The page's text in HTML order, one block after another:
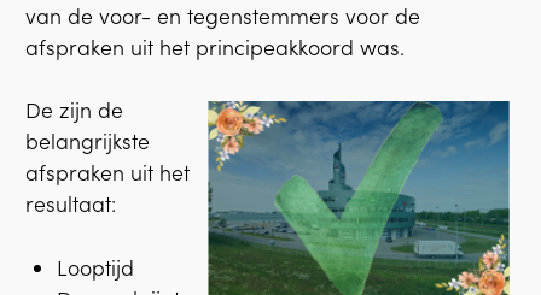
van de voor- en tegenstemmers voor de
afspraken uit het principeakkoord was.
De zijn de
belangrijkste
afspraken uit het
resultaat:
Looptijd